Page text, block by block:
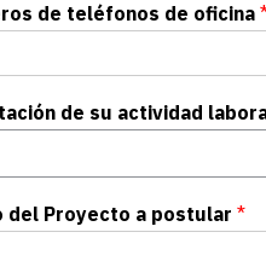
de teléfonos de oficina
de su actividad
del Proyecto a postular *